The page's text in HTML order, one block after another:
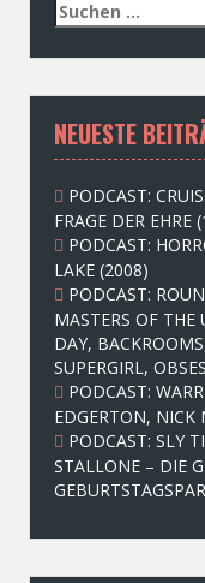
S
u
c
e
n
n
c
h
:
NEUESTE
PODCAST:
FRAGE DER EHRE
PODCAST:
LAKE (2008)
PODCAST:
MASTERS OF THE
DAY,
SUPERGIRL,
PODCAST:
EDGERTON, NICK
PODCAST: SLY
STALLONE – DIE